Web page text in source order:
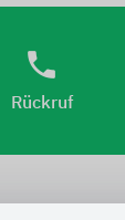
phone
Rückruf